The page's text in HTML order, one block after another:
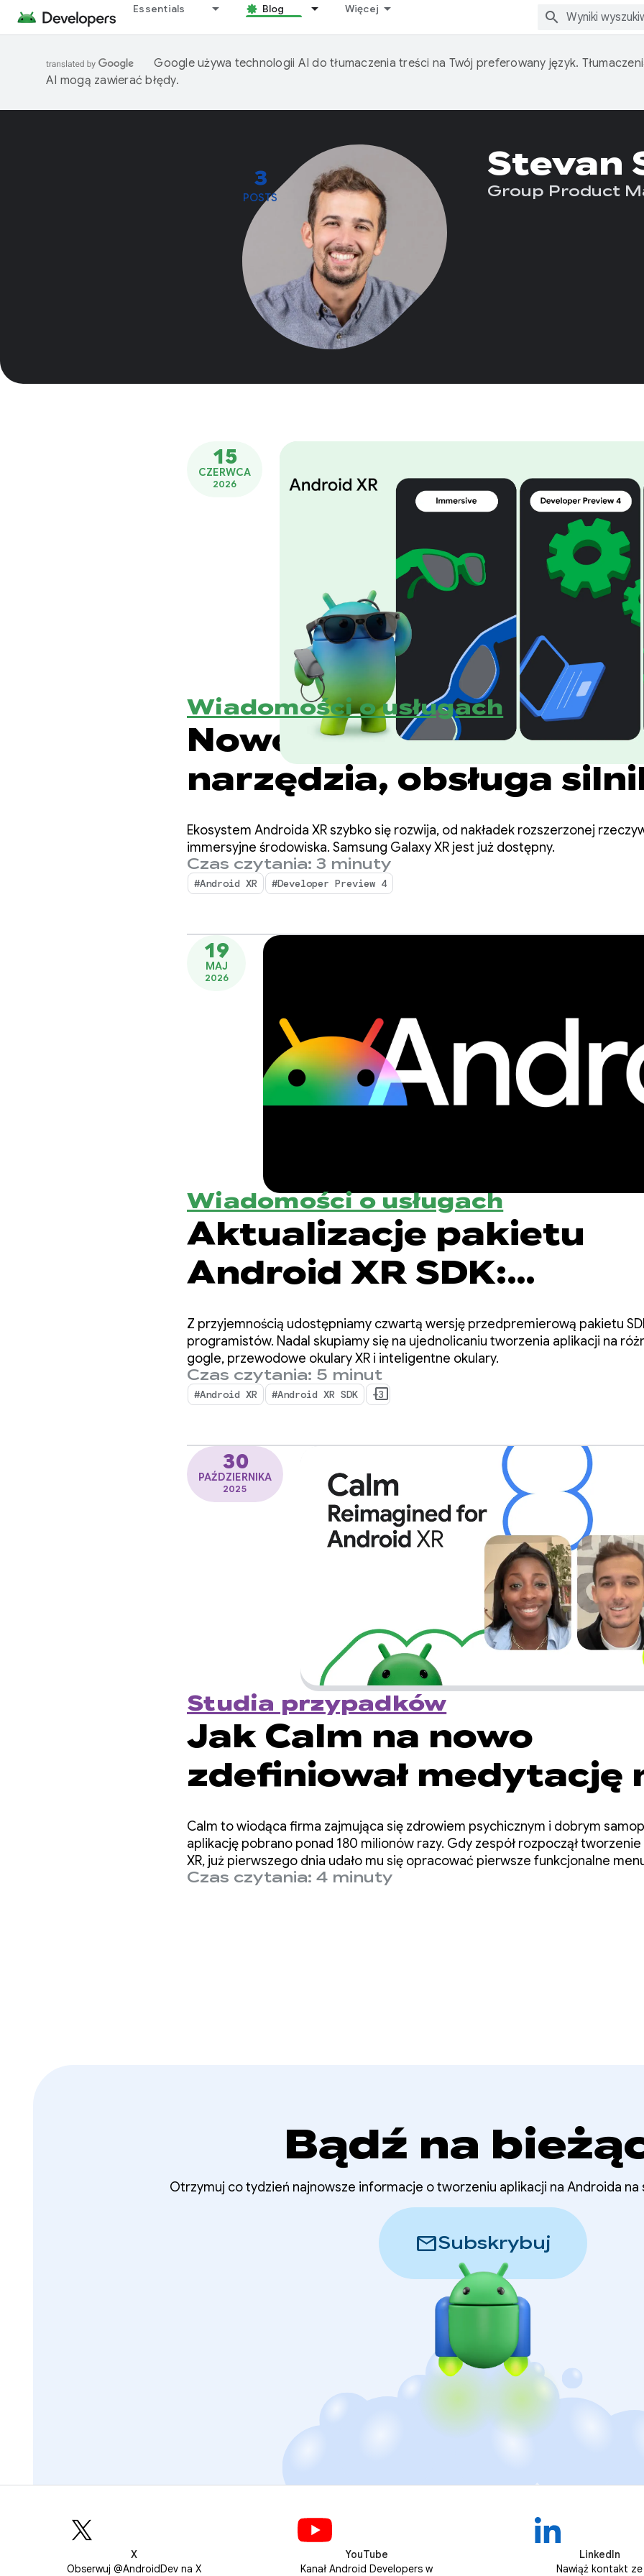
Essentials Blog Więcej
Google używa technologii AI do tłumaczenia treści na Twój preferowany język.
AI mogą zawierać błędy.
3
POSTS
Stevan
Group Product
15
CZERWCA
2026
Wiadomości o usługach
Nowości w Androidzie
narzędzia, obsługa
i aktualizacje
Ekosystem Androida XR szybko się rozwija, od nakładek rozszerzonej
immersyjne środowiska. Samsung Galaxy XR jest już dostępny.
Czas czytania: 3 minuty
#Android XR #Developer Preview 4
19
MAJ
2026
Wiadomości o usługach
Aktualizacje pakietu
Android XR SDK:
wprowadzenie wersji
przedpremierowej dla
programistów 4
Z przyjemnością udostępniamy czwartą wersję przedpremierową pakietu
programistów. Nadal skupiamy się na ujednolicaniu tworzenia aplikacji na
gogle, przewodowe okulary XR i inteligentne okulary.
Czas czytania: 5 minut
#Android XR #Android XR SDK +3
30
PAŹDZIERNIKA
2025
Studia przypadków
Jak Calm na nowo
zdefiniował medytację
Androidzie XR
Calm to wiodąca firma zajmująca się zdrowiem psychicznym i dobrym
aplikację pobrano ponad 180 milionów razy. Gdy zespół rozpoczął
XR, już pierwszego dnia udało mu się opracować pierwsze funkcjonalne
a w ciągu 2 tygodni – podstawową funkcjonalność.
Czas czytania: 4 minuty
Bądź na
Otrzymuj co tydzień najnowsze informacje o tworzeniu aplikacji na Androida na
mailSubskrybuj
X
Obserwuj @AndroidDev na X
YouTube
Kanał Android Developers w
LinkedIn
Nawiąż kontakt ze